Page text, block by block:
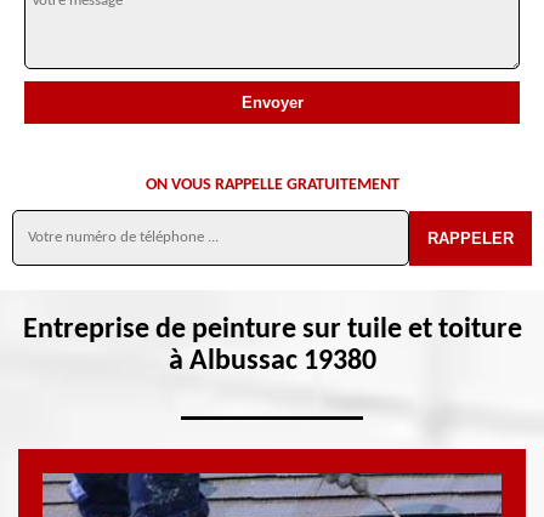
ON VOUS RAPPELLE GRATUITEMENT
Entreprise de peinture sur tuile et toiture
à Albussac 19380